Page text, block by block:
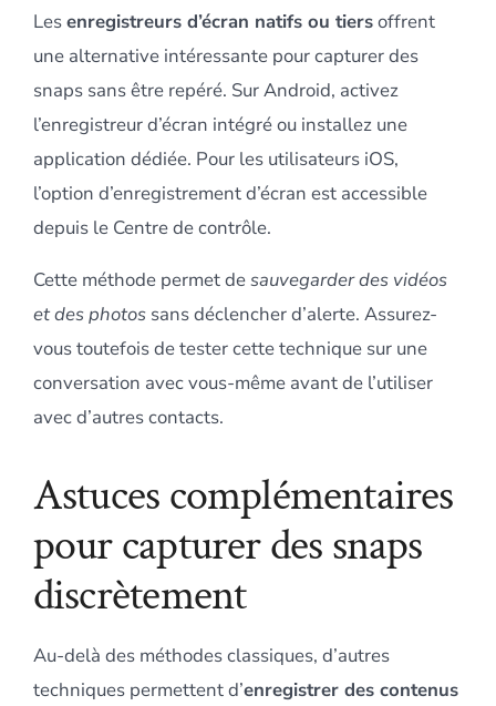
Lesenregistreurs d’écran natifs ou tiersoffrent
une alternative intéressante pour capturer des
snaps sans être repéré. Sur Android, activez
l’enregistreur d’écran intégré ou installez une
application dédiée. Pour les utilisateurs iOS,
l’option d’enregistrement d’écran est accessible
depuis le Centre de contrôle.
Cette méthode permet desauvegarder des vidéos
et des photossans déclencher d’alerte. Assurez-
vous toutefois de tester cette technique sur une
conversation avec vous-même avant de l’utiliser
avec d’autres contacts.
Astuces complémentaires
pour capturer des snaps
discrètement
Au-delà des méthodes classiques, d’autres
techniques permettent d’enregistrer des contenus